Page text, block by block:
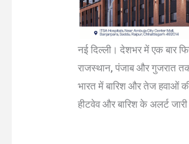
नई दिल्ली। देशभर में एक बार
राजस्थान, पंजाब और गुजरात तक
भारत में बारिश और तेज हवाओं
हीटवेव और बारिश के अलर्ट